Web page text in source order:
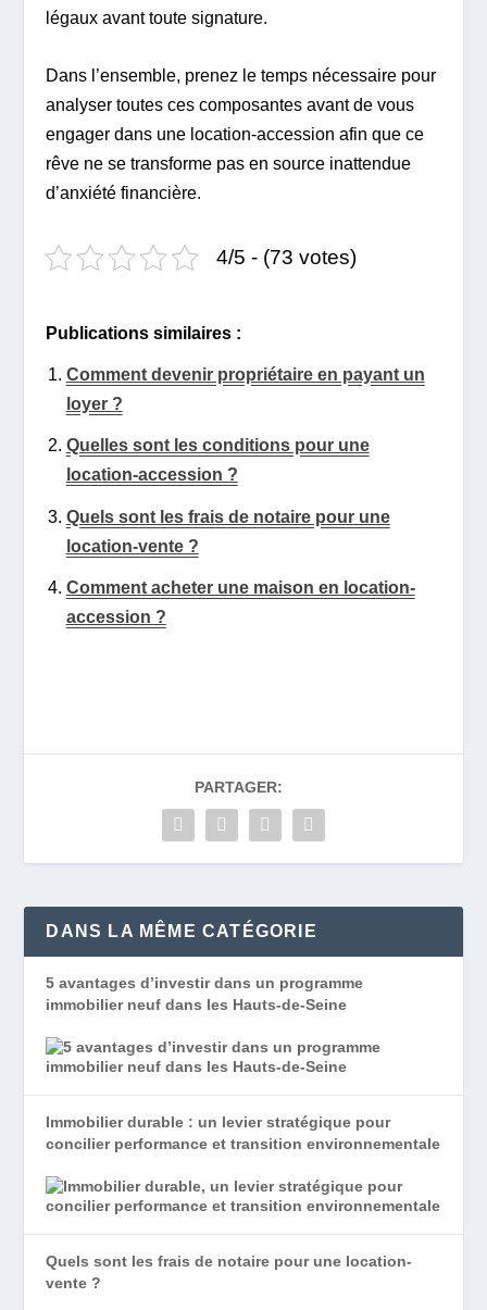
légaux avant toute signature.
Dans l’ensemble, prenez le temps nécessaire pour
analyser toutes ces composantes avant de vous
engager dans une location-accession afin que ce
rêve ne se transforme pas en source inattendue
d’anxiété financière.
4/5 - (73 votes)
Publications similaires :
Comment devenir propriétaire en payant un
loyer ?
Quelles sont les conditions pour une
location-accession ?
Quels sont les frais de notaire pour une
location-vente ?
Comment acheter une maison en location-
accession ?
PARTAGER:
DANS LA MÊME CATÉGORIE
5 avantages d’investir dans un programme
immobilier neuf dans les Hauts-de-Seine
Immobilier durable : un levier stratégique pour
concilier performance et transition environnementale
Quels sont les frais de notaire pour une location-
vente ?